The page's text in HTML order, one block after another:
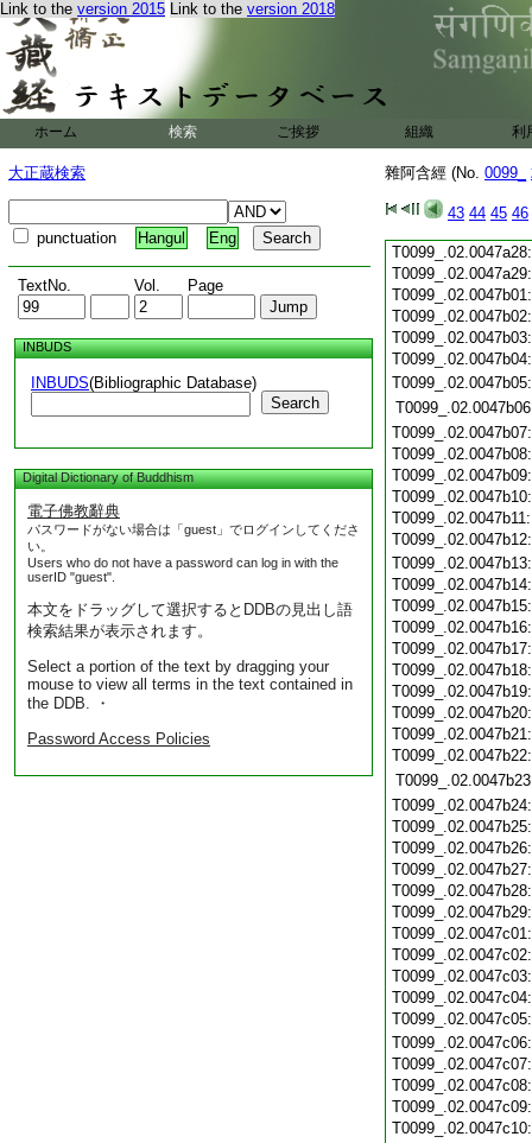
Link to the version 2015 Link to the version 2018
ホーム 検索 ご挨拶 組織 利
大正蔵検索
punctuation Hangul Eng
TextNo. Vol. Page
INBUDS
INBUDS(Bibliographic Database)
Search
Digital Dictionary of Buddhism
電子佛教辭典
パスワードがない場合は「guest」でログインしてくださ
い。
Users who do not have a password can log in with the
userID "guest".
本文をドラッグして選択するとDDBの見出し語
検索結果が表示されます。
Select a portion of the text by dragging your
mouse to view all terms in the text contained in
the DDB. ・
Password Access Policies
雜阿含經 (No. 0099_
43 44 45 46